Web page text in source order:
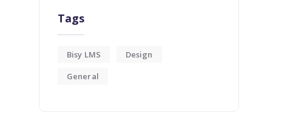
Tags
Bisy LMS
Design
General